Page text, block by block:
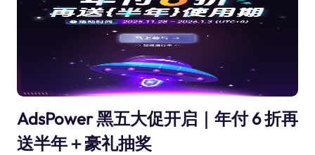
AdsPower 黑五大促开启｜年付 6 折再
送半年＋豪礼抽奖